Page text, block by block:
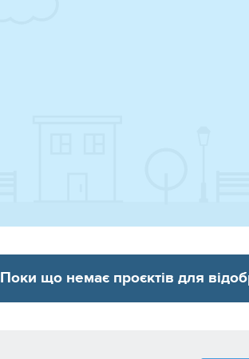
Поки що немає проєктів для